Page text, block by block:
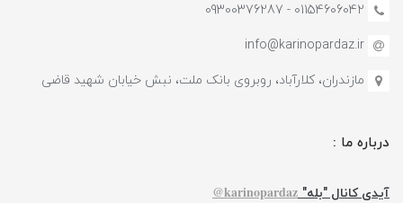
01154606042 - 09300376287
info@karinopardaz.ir
مازندران، کلارآباد، روبروی بانک ملت، نبش خیابان شهید قاضی
درباره ما :
آیدی کانال "بله" karinopardaz@